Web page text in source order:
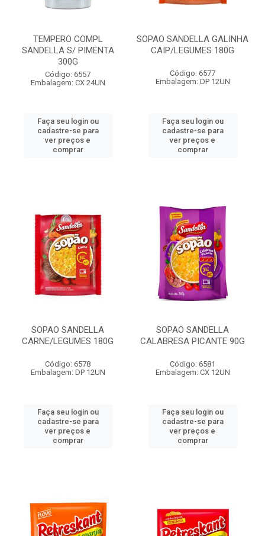
TEMPERO COMPL
SANDELLA S/ PIMENTA
300G
Código: 6557
Embalagem: CX 24UN
Faça seu login ou
cadastre-se para
ver preços e
comprar
SOPAO SANDELLA GALINHA
CAIP/LEGUMES 180G
Código: 6577
Embalagem: DP 12UN
Faça seu login ou
cadastre-se para
ver preços e
comprar
SOPAO SANDELLA
CARNE/LEGUMES 180G
Código: 6578
Embalagem: DP 12UN
Faça seu login ou
cadastre-se para
ver preços e
comprar
SOPAO SANDELLA
CALABRESA PICANTE 90G
Código: 6581
Embalagem: CX 12UN
Faça seu login ou
cadastre-se para
ver preços e
comprar